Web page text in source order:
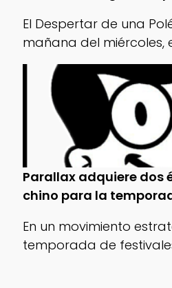
El Despertar de una
mañana del miércoles,
Parallax adquiere dos
chino para la
En un movimiento
temporada de